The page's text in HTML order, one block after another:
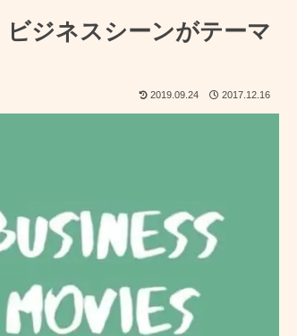
ジネスシーンがテーマ
2019.09.24 2017.12.16